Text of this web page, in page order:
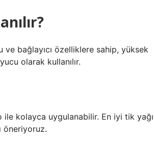
bağlayıcı özelliklere sahip, yüksek
olarak kullanılır.
ile kolayca uygulanabilir. En iyi tik yağı
öneriyoruz.